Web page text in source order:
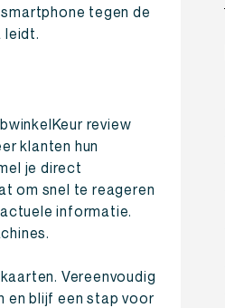
tegen de
leidt.
review
klanten hun
je direct
om snel te reageren
informatie.
Vereenvoudig
en blijf een stap voor